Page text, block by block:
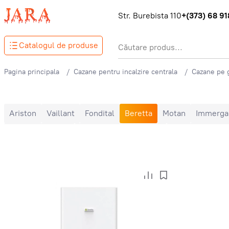
Str. Burebista 110+(373) 68
Catalogul de produse
Pagina principala Cazane pentru incalzire centrala Cazane pe
Ariston Vaillant Fondital Beretta Motan